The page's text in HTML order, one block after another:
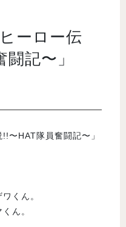
ーロー伝
記〜」
HAT隊員奮闘記〜」
くん。
ん。